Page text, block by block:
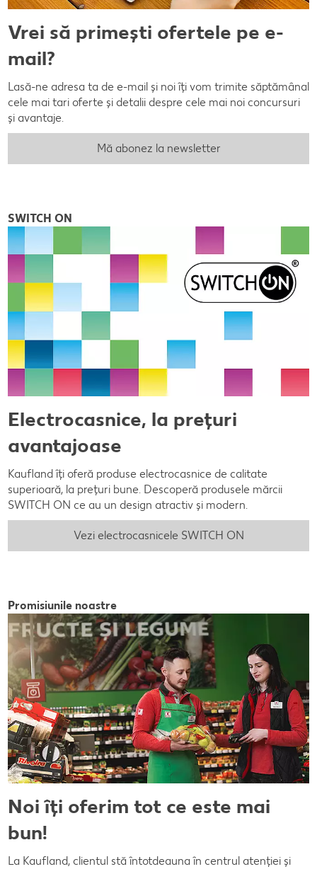
Vrei să primești ofertele pe e-
mail?
Lasă-ne adresa ta de e-mail și noi îți vom trimite săptămânal
cele mai tari oferte și detalii despre cele mai noi concursuri
și avantaje.
Mă abonez la newsletter
SWITCH ON
Electrocasnice, la prețuri
avantajoase
Kaufland îți oferă produse electrocasnice de calitate
superioară, la prețuri bune. Descoperă produsele mărcii
SWITCH ON ce au un design atractiv și modern.
Vezi electrocasnicele SWITCH ON
Promisiunile noastre
Noi îți oferim tot ce este mai
bun!
La Kaufland, clientul stă întotdeauna în centrul atenției și